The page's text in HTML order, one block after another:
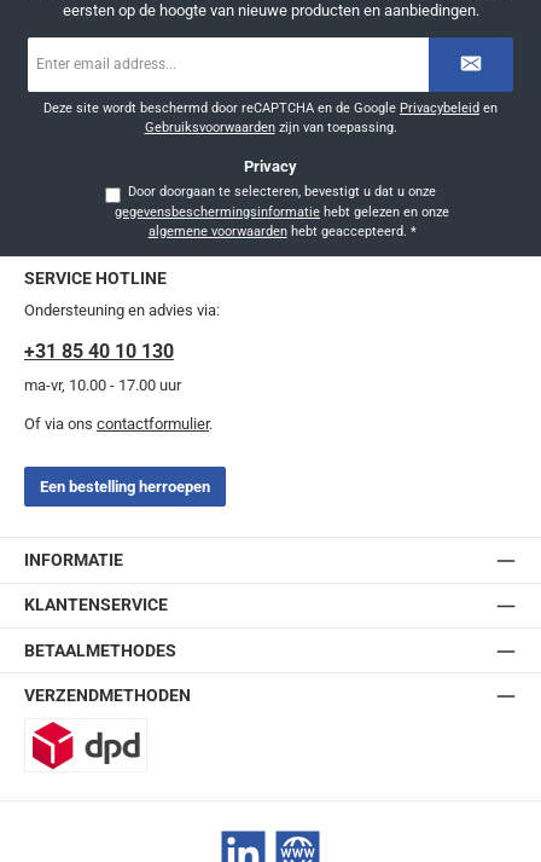
eersten op de hoogte van nieuwe producten en aanbiedingen.
mailadres
Deze site wordt beschermd door reCAPTCHA en de Google Privacybeleid en
Gebruiksvoorwaardenzijn van toepassing.
Privacy
Door doorgaan te selecteren, bevestigt u dat u onze
gegevensbeschermingsinformatie
algemene voorwaardenhebt geaccepteerd. *
SERVICE HOTLINE
Ondersteuning en advies via:
+31 85 40 10 130
ma-vr, 10.00 - 17.00 uur
Of via ons contactformulier.
Een bestelling herroepen
INFORMATIE
KLANTENSERVICE
BETAALMETHODES
VERZENDMETHODEN